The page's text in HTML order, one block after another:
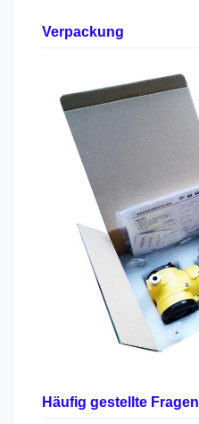
Verpackung
Häufig gestellte Fragen